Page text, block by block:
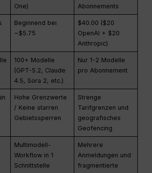
One)
Abonnements
Beginnend bei
~$5.75
$40.00 ($20
OpenAI + $20
Anthropic)
100+ Modelle
(GPT-5.2, Claude
4.5, Sora 2, etc.)
Nur 1-2 Modelle
pro Abonnement
Hohe Grenzwerte
/ Keine starren
Gebietssperren
Strenge
Tarifgrenzen und
geografisches
Geofencing
Multimodell-
Workflow in 1
Schnittstelle
Mehrere
Anmeldungen und
fragmentierte